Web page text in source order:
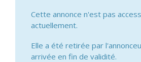
Cette annonce n'est pas
actuellement.
Elle a été retirée par
arrivée en fin de validité.